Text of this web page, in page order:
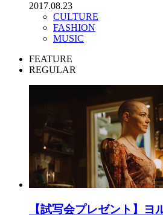
2017.08.23
CULTURE
FASHION
MUSIC
FEATURE
REGULAR
【試写会プレゼント】ヨ